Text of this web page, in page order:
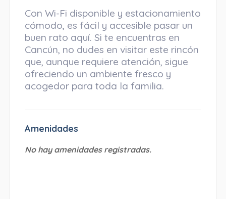
Con Wi-Fi disponible y estacionamiento
cómodo, es fácil y accesible pasar un
buen rato aquí. Si te encuentras en
Cancún, no dudes en visitar este rincón
que, aunque requiere atención, sigue
ofreciendo un ambiente fresco y
acogedor para toda la familia.
Amenidades
No hay amenidades registradas.